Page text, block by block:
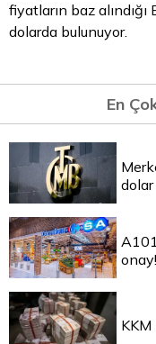
fiyatların baz
dolarda bulunuyor.
En
dolar